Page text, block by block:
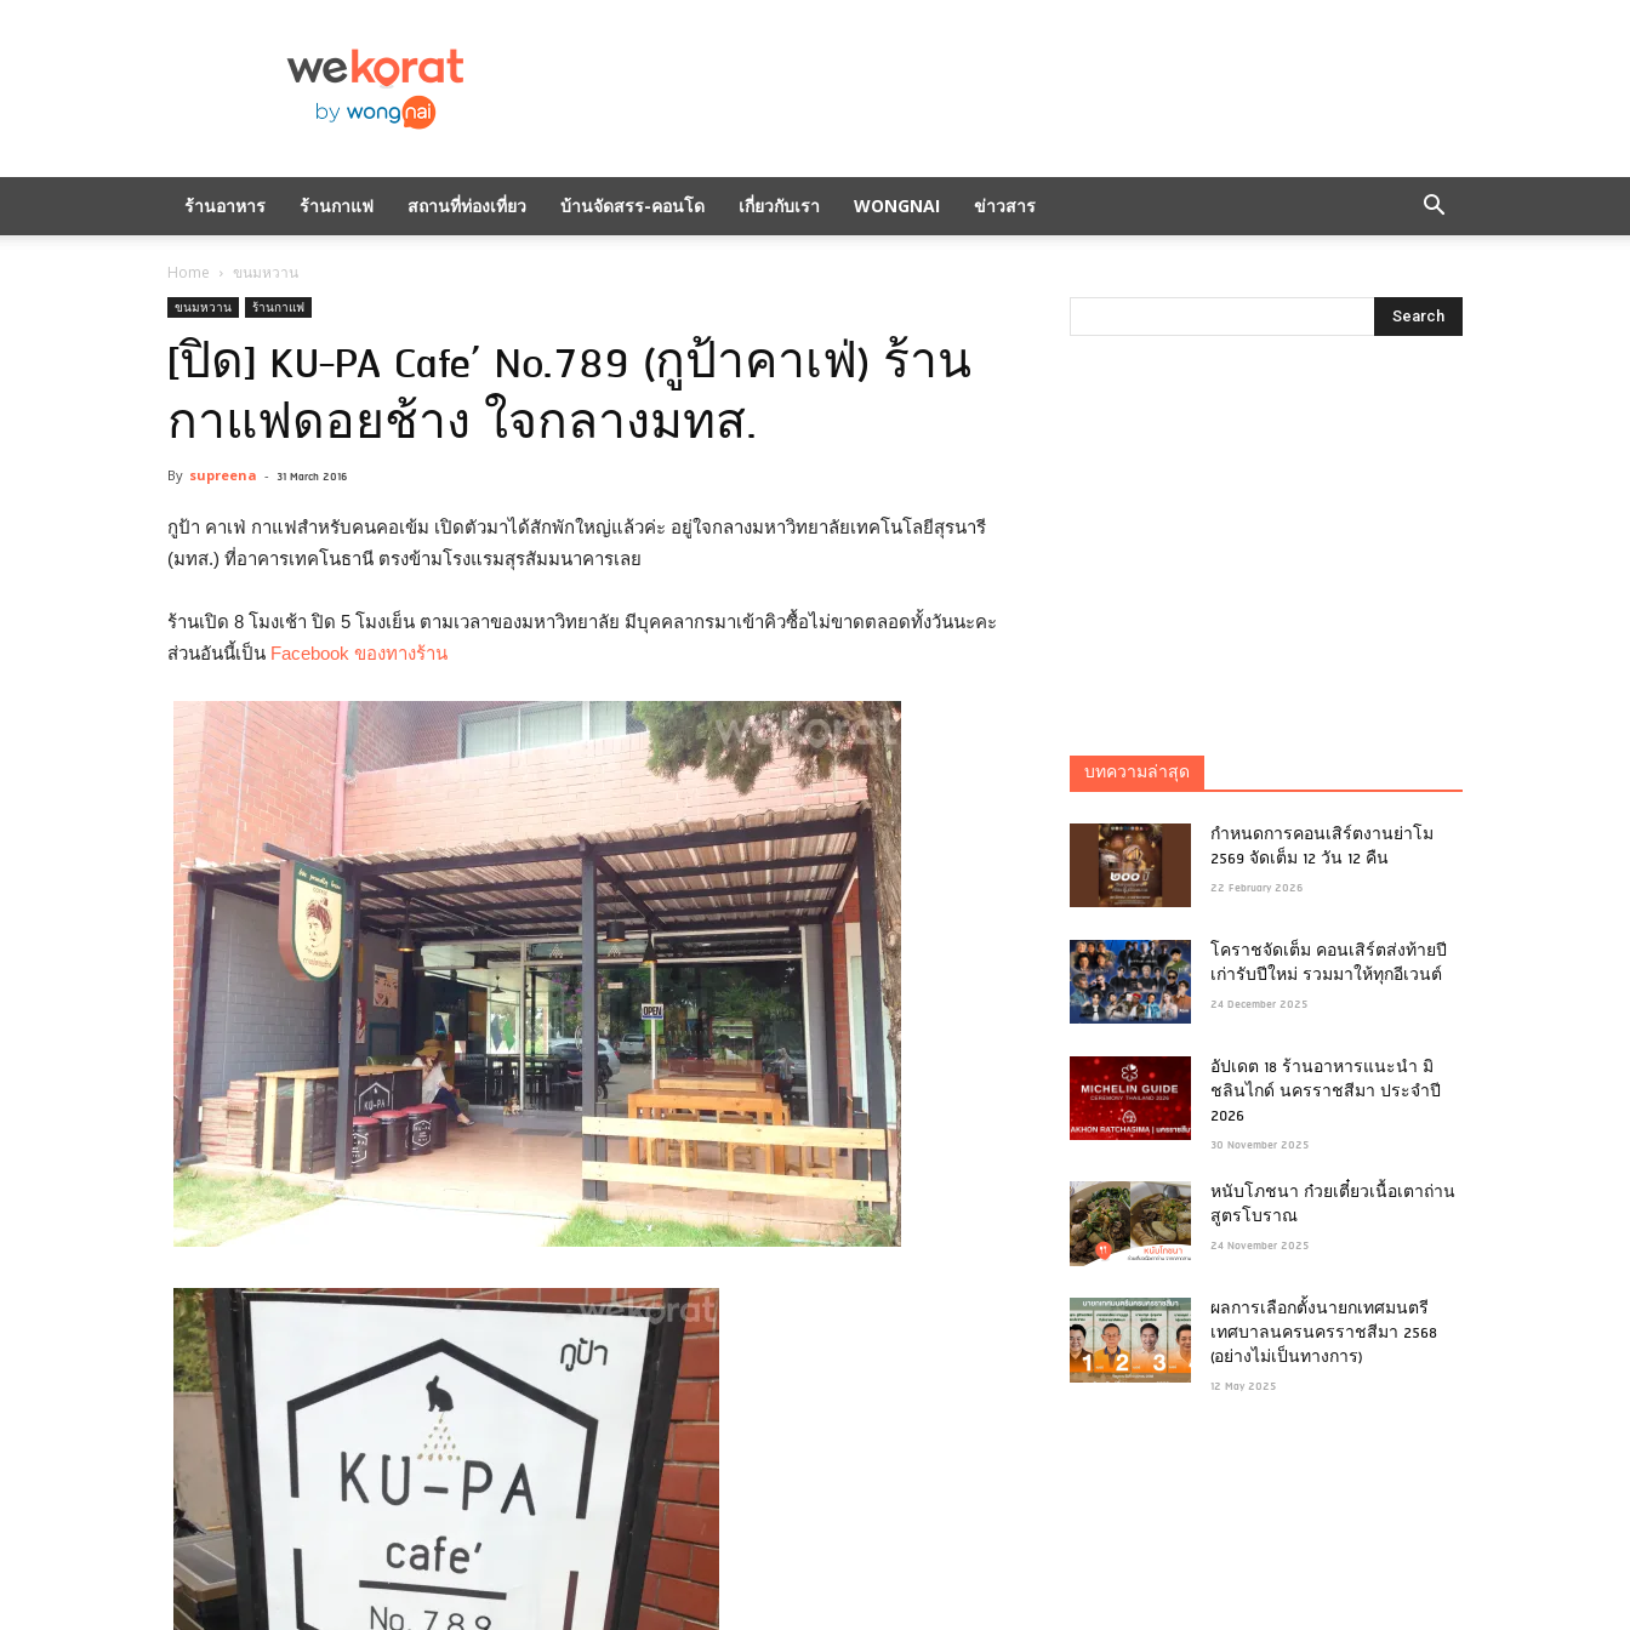
ร้านอาหาร ร้านกาแฟ สถานที่ท่องเที่ยว บ้านจัดสรร-คอนโด เกี่ยวกับเรา WONGNAI ข่าวสาร
Home ขนมหวาน
ขนมหวาน ร้านกาแฟ
[ปิด] KU-PA Cafe’ No.789 (กูป้าคาเฟ่) ร้าน
กาแฟดอยช้าง ใจกลางมทส.
By supreena - 31 March 2016
กูป้า คาเฟ่ กาแฟสำหรับคนคอเข้ม เปิดตัวมาได้สักพักใหญ่แล้วค่ะ อยู่ใจกลางมหาวิทยาลัยเทคโนโลยีสุรนารี
(มทส.) ที่อาคารเทคโนธานี ตรงข้ามโรงแรมสุรสัมมนาคารเลย
ร้านเปิด 8 โมงเช้า ปิด 5 โมงเย็น ตามเวลาของมหาวิทยาลัย มีบุคคลากรมาเข้าคิวซื้อไม่ขาดตลอดทั้งวันนะคะ
ส่วนอันนี้เป็น Facebook ของทางร้าน
บทความล่าสุด
กำหนดการคอนเสิร์ตงานย่าโม
2569 จัดเต็ม 12 วัน 12 คืน
22 February 2026
โคราชจัดเต็ม คอนเสิร์ตส่งท้ายปี
เก่ารับปีใหม่ รวมมาให้ทุกอีเวนต์
24 December 2025
อัปเดต 18 ร้านอาหารแนะนำ มิ
ชลินไกด์ นครราชสีมา ประจำปี
2026
30 November 2025
หนับโภชนา ก๋วยเตี๋ยวเนื้อเตาถ่าน
สูตรโบราณ
24 November 2025
ผลการเลือกตั้งนายกเทศมนตรี
เทศบาลนครนครราชสีมา 2568
(อย่างไม่เป็นทางการ)
12 May 2025